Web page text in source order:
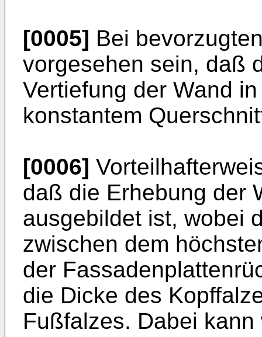
[0005] Bei
vorgesehen sein, daß
Vertiefung der Wand
konstantem
[0006]
daß die Erhebung der
ausgebildet ist, wobei
zwischen dem
der
die Dicke des
Fußfalzes. Dabei